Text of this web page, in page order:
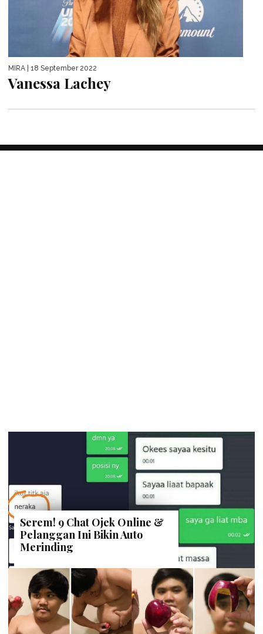
MIRA | 18 September 2022
Vanessa Lachey
Serem! 9 Chat Ojek Online &
Pelanggan Ini Bikin Auto
Merinding